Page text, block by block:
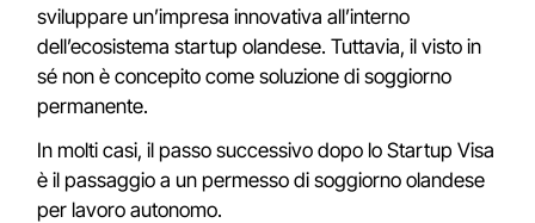
sviluppare un’impresa innovativa all’interno
dell’ecosistema startup olandese. Tuttavia, il visto in
sé non è concepito come soluzione di soggiorno
permanente.
In molti casi, il passo successivo dopo lo Startup Visa
è il passaggio a un permesso di soggiorno olandese
per lavoro autonomo.